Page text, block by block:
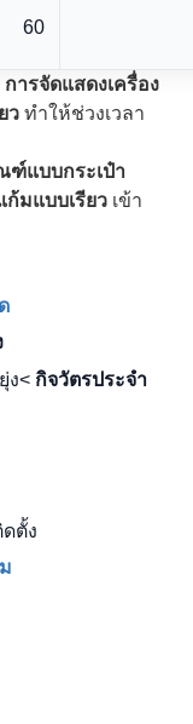
60
การจัดแสดงเครื่อง
ว ทำให้ช่วงเวลา
ฑ์แบบกระเป๋า
ก้มแบบเรียว เข้า
ง< กิจวัตรประจำ
ดตั้ง